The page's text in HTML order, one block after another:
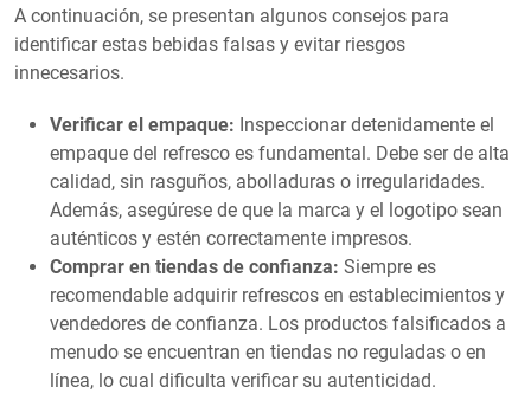
A continuación, se presentan algunos consejos para
identificar estas bebidas falsas y evitar riesgos
innecesarios.
Verificar el empaque: Inspeccionar detenidamente el
empaque del refresco es fundamental. Debe ser de alta
calidad, sin rasguños, abolladuras o irregularidades.
Además, asegúrese de que la marca y el logotipo sean
auténticos y estén correctamente impresos.
Comprar en tiendas de confianza: Siempre es
recomendable adquirir refrescos en establecimientos y
vendedores de confianza. Los productos falsificados a
menudo se encuentran en tiendas no reguladas o en
línea, lo cual dificulta verificar su autenticidad.